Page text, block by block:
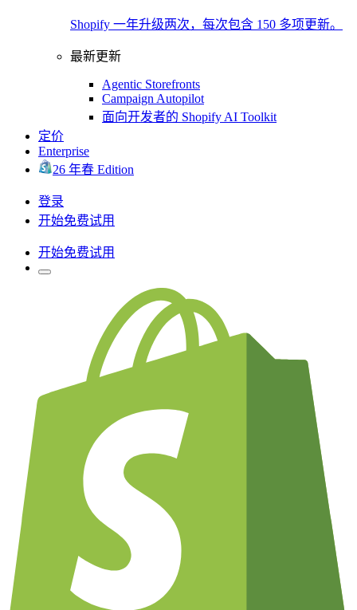
Shopify 一年升级两次，每次包含 150 多项更新。
最新更新
Agentic Storefronts
Campaign Autopilot
面向开发者的 Shopify AI Toolkit
定价
Enterprise
26 年春 Edition
登录
开始免费试用
开始免费试用